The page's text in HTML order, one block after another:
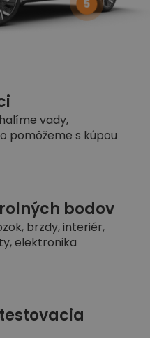
vady,
pomôžeme s kúpou
bodov
brzdy, interiér,
elektronika
5